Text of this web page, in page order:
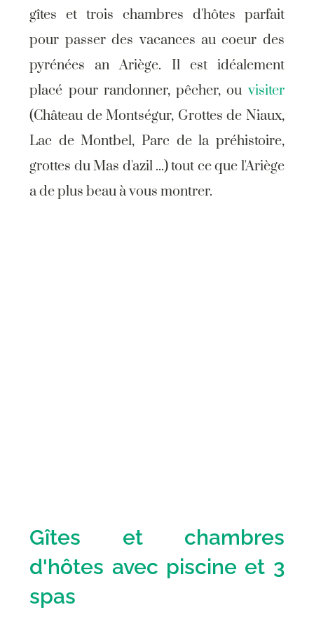
gîtes et trois chambres d'hôtes parfait
pour passer des vacances au coeur des
pyrénées an Ariège. Il est idéalement
placé pour randonner, pêcher, ouvisiter
(Château de Montségur, Grottes de Niaux,
Lac de Montbel, Parc de la préhistoire,
grottes du Mas d'azil ...) tout ce que l'Ariège
a de plus beau à vous montrer.
Gîtes et chambres
d'hôtes avec piscine et 3
spas